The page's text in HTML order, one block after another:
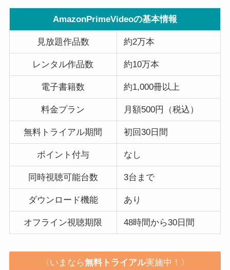
AmazonPrimeVideoの基本情報
見放題作品数 約2万本
レンタル作品数 約10万本
電子書籍数 約1,000冊以上
料金プラン 月額500円（税込）
無料トライアル期間 初回30日間
ポイント付与 なし
同時視聴可能台数 3台まで
ダウンロード機能 あり
オフライン視聴期限 48時間から30日間
〈いまなら無料トライアル実施中！〉